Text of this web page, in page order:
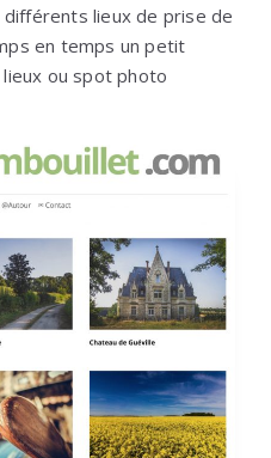
différents lieux de prise de
en temps un petit
ou spot photo